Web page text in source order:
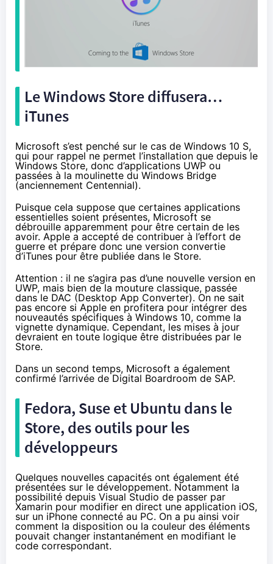
Le Windows Store diffusera…
iTunes
Microsoft s’est penché sur le cas de Windows 10 S,
qui pour rappel ne permet l’installation que depuis le
Windows Store, donc d’applications UWP ou
passées à la moulinette du Windows Bridge
(anciennement Centennial).
Puisque cela suppose que certaines applications
essentielles soient présentes, Microsoft se
débrouille apparemment pour être certain de les
avoir. Apple a accepté de contribuer à l’effort de
guerre et prépare donc une version convertie
d’iTunes pour être publiée dans le Store.
Attention : il ne s’agira pas d’une nouvelle version en
UWP, mais bien de la mouture classique, passée
dans le DAC (Desktop App Converter). On ne sait
pas encore si Apple en profitera pour intégrer des
nouveautés spécifiques à Windows 10, comme la
vignette dynamique. Cependant, les mises à jour
devraient en toute logique être distribuées par le
Store.
Dans un second temps, Microsoft a également
confirmé l’arrivée de Digital Boardroom de SAP.
Fedora, Suse et Ubuntu dans le
Store, des outils pour les
développeurs
Quelques nouvelles capacités ont également été
présentées sur le développement. Notamment la
possibilité depuis Visual Studio de passer par
Xamarin pour modifier en direct une application iOS,
sur un iPhone connecté au PC. On a pu ainsi voir
comment la disposition ou la couleur des éléments
pouvait changer instantanément en modifiant le
code correspondant.